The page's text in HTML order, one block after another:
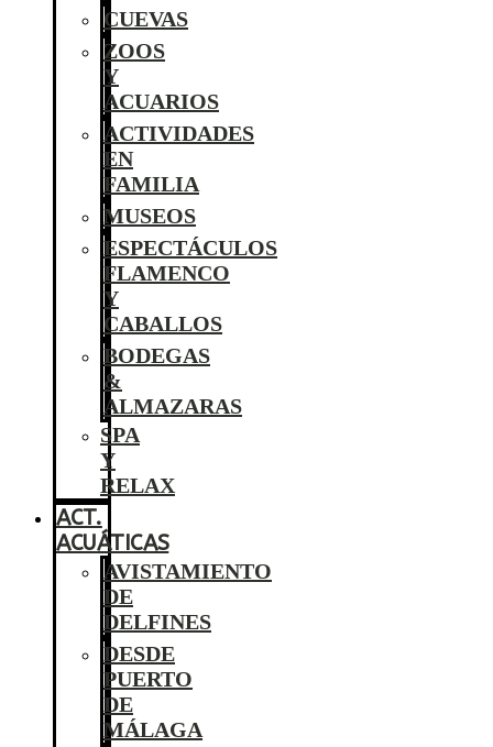
CUEVAS
ZOOS
Y
ACUARIOS
ACTIVIDADES
EN
FAMILIA
MUSEOS
ESPECTÁCULOS
FLAMENCO
Y
CABALLOS
BODEGAS
&
ALMAZARAS
SPA
Y
RELAX
ACT.
ACUÁTICAS
AVISTAMIENTO
DE
DELFINES
DESDE
PUERTO
DE
MÁLAGA